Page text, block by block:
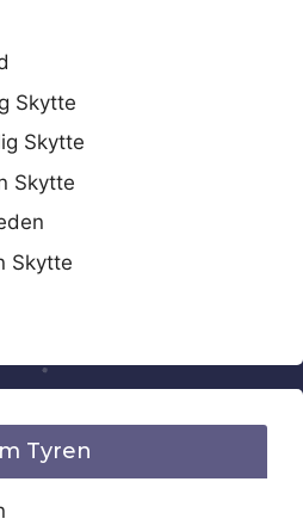
Skytte
Skytte
Skytte
Skytte
Tyren